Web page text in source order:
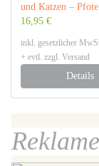
und Katzen – Pfote
16,95 €
inkl. gesetzlicher
+ evtl. zzgl. Versand
Details
Reklame